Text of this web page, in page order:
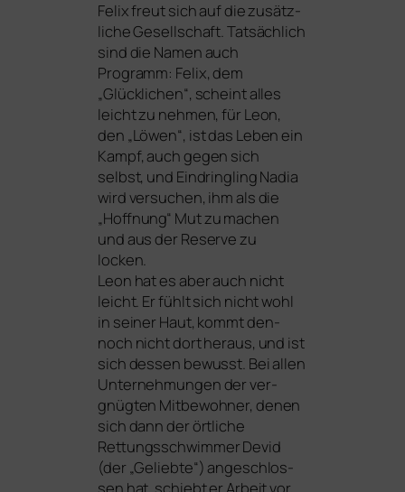
Felix freut sich auf die zusätz­
li­che Gesellschaft. Tatsächlich
sind die Namen auch
Programm: Felix, dem
„Glücklichen“, scheint alles
leicht zu neh­men, für Leon,
den „Löwen“, ist das Leben ein
Kampf, auch gegen sich
selbst, und Eindringling Nadia
wird ver­su­chen, ihm als die
„Hoffnung“ Mut zu machen
und aus der Reserve zu
locken.
Leon hat es aber auch nicht
leicht. Er fühlt sich nicht wohl
in sei­ner Haut, kommt den­
noch nicht dort her­aus, und ist
sich des­sen bewusst. Bei allen
Unternehmungen der ver­
gnüg­ten Mitbewohner, denen
sich dann der ört­li­che
Rettungsschwimmer Devid
(der „Geliebte“) ange­schlos­